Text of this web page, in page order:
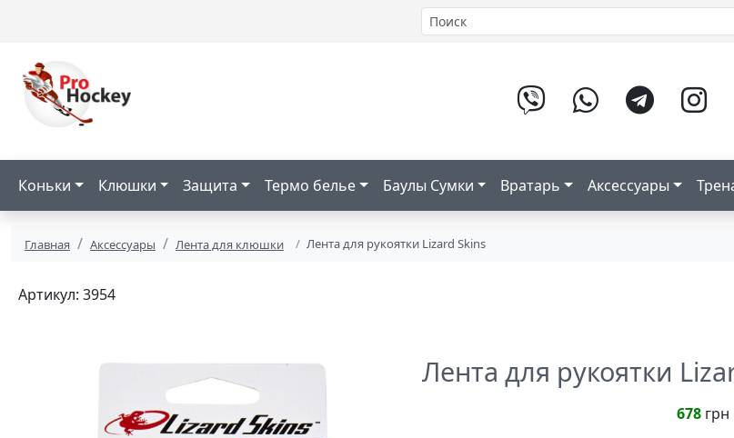
Коньки Клюшки Защита Термо белье Баулы Сумки Вратарь Аксессуары
Главная Аксессуары Лента для клюшки Лента для рукоятки Lizard Skins
Артикул: 3954
Лента для рукоятки
678 грн